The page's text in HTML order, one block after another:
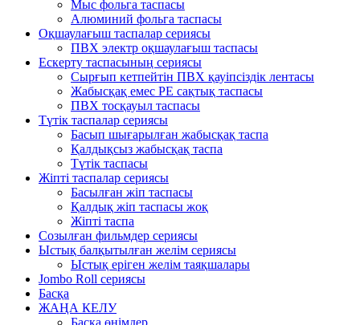
Мыс фольга таспасы
Алюминий фольга таспасы
Оқшаулағыш таспалар сериясы
ПВХ электр оқшаулағыш таспасы
Ескерту таспасының сериясы
Сырғып кетпейтін ПВХ қауіпсіздік лентасы
Жабысқақ емес PE сақтық таспасы
ПВХ тосқауыл таспасы
Түтік таспалар сериясы
Басып шығарылған жабысқақ таспа
Қалдықсыз жабысқақ таспа
Түтік таспасы
Жіпті таспалар сериясы
Басылған жіп таспасы
Қалдық жіп таспасы жоқ
Жіпті таспа
Созылған фильмдер сериясы
Ыстық балқытылған желім сериясы
Ыстық еріген желім таяқшалары
Jombo Roll сериясы
Басқа
ЖАҢА КЕЛУ
Басқа өнімдер